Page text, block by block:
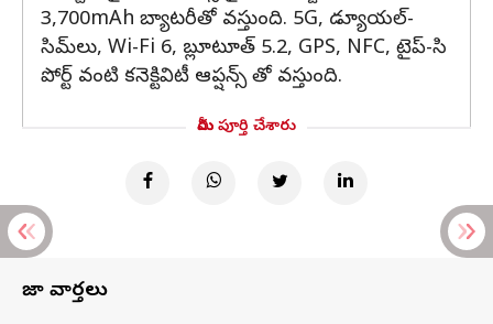
3,700mAh బ్యాటరీతో వస్తుంది. 5G, డ్యూయల్-
సిమ్‌లు, Wi-Fi 6, బ్లూటూత్ 5.2, GPS, NFC, టైప్-సి
పోర్ట్ వంటి కనెక్టివిటీ ఆప్షన్స్ తో వస్తుంది.
మీరు పూర్తి చేశారు
తాజా వార్తలు